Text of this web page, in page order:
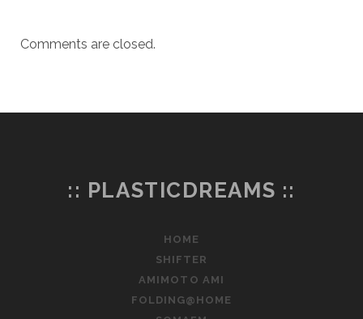
Comments are closed.
:: PLASTICDREAMS ::
HOME
SHIFTER
AMIMOTO AMI
FOLDING@HOME